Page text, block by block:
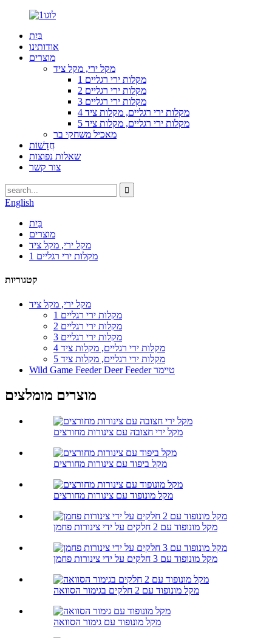
בַּיִת
אודותינו
מוצרים
מקל ירי, מקל ציד
1 מקלות ירי רגליים
2 מקלות ירי רגליים
3 מקלות ירי רגליים
4 מקלות ירי רגליים, מקלות ציד
5 מקלות ירי רגליים, מקלות ציד
מאכיל משחקי בר
חֲדָשׁוֹת
שאלות נפוצות
צור קשר
English
בַּיִת
מוצרים
מקל ירי, מקל ציד
1 מקלות ירי רגליים
קטגוריות
מקל ירי, מקל ציד
1 מקלות ירי רגליים
2 מקלות ירי רגליים
3 מקלות ירי רגליים
4 מקלות ירי רגליים, מקלות ציד
5 מקלות ירי רגליים, מקלות ציד
Wild Game Feeder Deer Feeder טיימר
מוצרים מומלצים
מקל ירי חצובה עם צינורות מחורצים
מקל ביפוד עם צינורות מחורצים
מקל מונופוד עם צינורות מחורצים
מקל מונופוד עם 2 חלקים על ידי צינורות פחמן
מקל מונופוד עם 3 חלקים על ידי צינורות פחמן
מקל מונופוד עם 2 חלקים בגימור הסוואה
מקל מונופוד עם גימור הסוואה